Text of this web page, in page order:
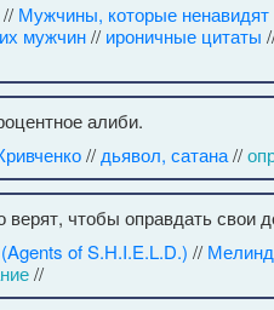
// Мужчины, которые
мужчин// ироничные цитаты
алиби.
// дьявол, сатана//
верят, чтобы оправдать свои
of S.H.I.E.L.D.) //
//